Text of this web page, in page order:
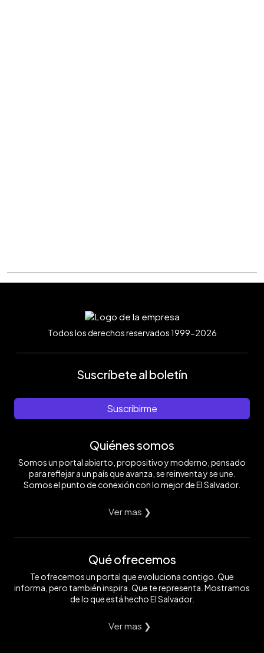
Todos los derechos reservados 1999-2026
Suscríbete al boletín
Suscribirme
Quiénes somos
Somos un portal abierto, propositivo y moderno, pensado
para reflejar a un país que avanza, se reinventa y se une.
Somos el punto de conexión con lo mejor de El Salvador.
Ver mas ❯
Qué ofrecemos
Te ofrecemos un portal que evoluciona contigo. Que
informa, pero también inspira. Que te representa. Mostramos
de lo que está hecho El Salvador.
Ver mas ❯